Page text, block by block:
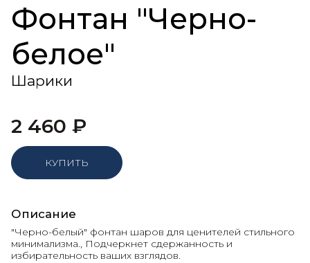
Фонтан "Черно-
белое"
Шарики
2 460 ₽
КУПИТЬ
Описание
"Черно-белый" фонтан шаров для ценителей стильного
минимализма., Подчеркнет сдержанность и
избирательность ваших взглядов.